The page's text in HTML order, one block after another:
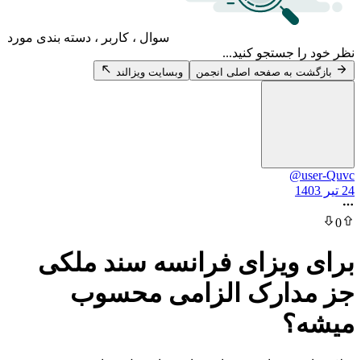
سوال ، کاربر ، دسته بندی مورد
جستجو کنید...
به صفحه اصلی انجمن وبسایت ویزالند
فرانسه سند ملکی
الزامی محسوب